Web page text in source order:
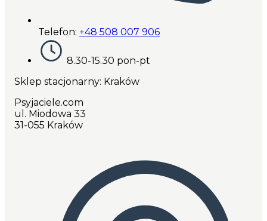
Telefon: +48 508 007 906
8.30-15.30 pon-pt
Sklep stacjonarny: Kraków
Psyjaciele.com
ul. Miodowa 33
31-055 Kraków